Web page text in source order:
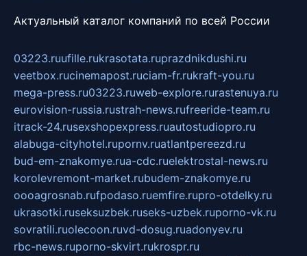
Актуальный каталог компаний по всей России
03223.ruufille.rukrasotata.ruprazdnikdushi.ru
veetbox.rucinemapost.ruciam-fr.rukraft-you.ru
mega-press.ru03223.ruweb-explore.rurastenuya.ru
eurovision-russia.rustrah-news.rufreeride-team.ru
itrack-24.rusexshopexpress.ruautostudiopro.ru
alabuga-cityhotel.rupornv.ruatlantpereezd.ru
bud-em-znakomye.rua-cdc.ruelektrostal-news.ru
korolevremont-market.rubudem-znakomye.ru
oooagrosnab.rufpodaso.ruemfire.rupro-otdelky.ru
ukrasotki.ruseksuzbek.ruseks-uzbek.ruporno-vk.ru
sovratili.ruolecoon.ruvd-dosug.ruadonyev.ru
rbc-news.ruporno-skvirt.rukrospr.ru